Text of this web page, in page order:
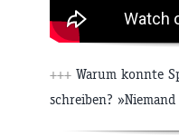
+++ Warum konnte
schreiben?